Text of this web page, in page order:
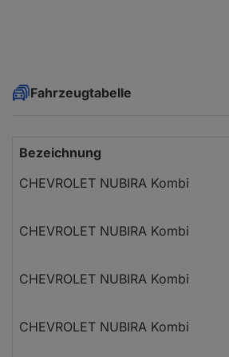
Fahrzeugtabelle
Bezeichnung
CHEVROLET NUBIRA Kombi
CHEVROLET NUBIRA Kombi
CHEVROLET NUBIRA Kombi
CHEVROLET NUBIRA Kombi